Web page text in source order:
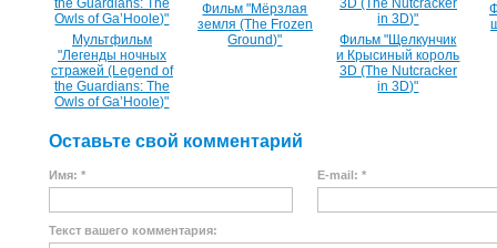
Мультфильм
"Легенды ночных
стражей (Legend of
the Guardians: The
Owls of Ga’Hoole)"
Фильм "Мёрзлая
земля (The Frozen
Ground)"
Фильм "Щелкунчик
и Крысиный король
3D (The Nutcracker
in 3D)"
Оставьте свой комментарий
Имя: * E-mail: *
Текст вашего комментария: